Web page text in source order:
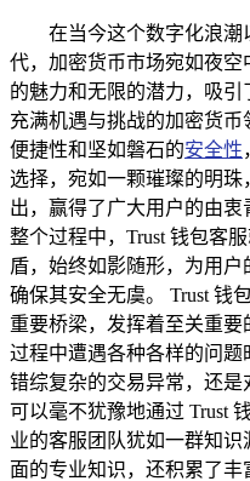
在当今这个数字化浪
代，加密货币市场宛如夜
的魅力和无限的潜力，吸
充满机遇与挑战的加密货币
便捷性和坚如磐石的安全性
选择，宛如一颗璀璨的明
出，赢得了广大用户的由衷
整个过程中，Trust 钱包客
盾，始终如影随形，为用户
确保其安全无虞。 Trust 钱
重要桥梁，发挥着至关重
过程中遭遇各种各样的问题
错综复杂的交易异常，还
可以毫不犹豫地通过 Trust
业的客服团队犹如一群知
面的专业知识，还积累了